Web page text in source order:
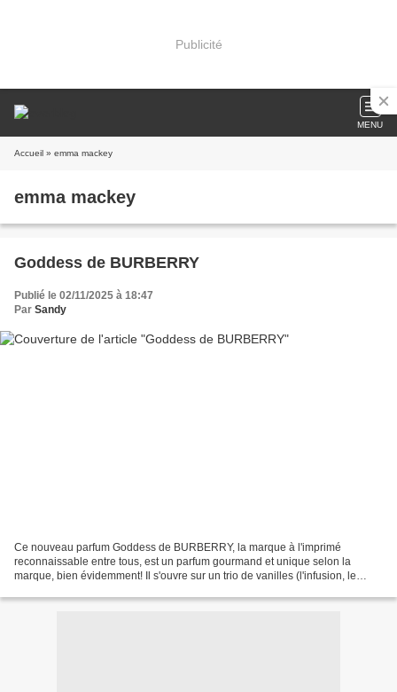
Publicité
MENU
Accueil » emma mackey
emma mackey
Goddess de BURBERRY
Publié le 02/11/2025 à 18:47
Par Sandy
Ce nouveau parfum Goddess de BURBERRY, la marque à l'imprimé
reconnaissable entre tous, est un parfum gourmand et unique selon la
marque, bien évidemment! Il s'ouvre sur un trio de vanilles (l'infusion, le